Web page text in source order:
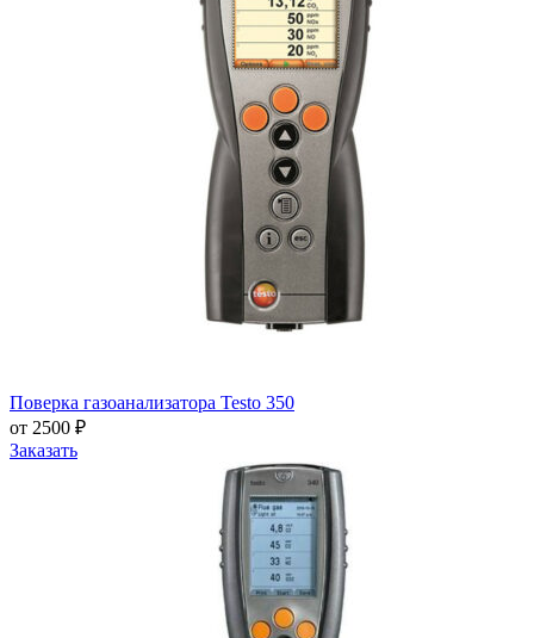
Поверка газоанализатора Testo 350
от 2500 ₽
Заказать